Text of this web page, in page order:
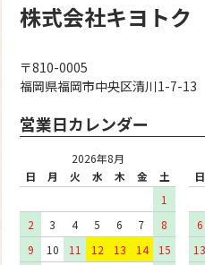
株式会社キヨトク
〒810-0005
福岡県福岡市中央区清川1-7-13
営業日カレンダー
2026年8月
日
月 火 水 木 金
土
1
2
3 4 5 6 7
8
9
10 11 12 13 14
15
日
6
13